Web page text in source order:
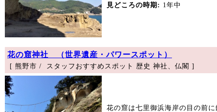
見どころの時期: 1年中
花の窟神社 （世界遺産・パワースポット）
[ 熊野市 / スタッフおすすめスポット 歴史 神社、仏閣 ]
花の窟は七里御浜海岸の目の前